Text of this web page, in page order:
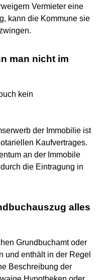
Vermieter eine
kann die Kommune sie
man nicht im
kein
der Immobilie ist
Kaufvertrages.
an der Immobile
die Eintragung in
alles
Grundbuchamt oder
und enthält in der Regel
Beschreibung der